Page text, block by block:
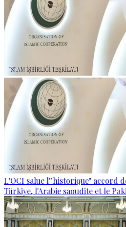
L'OCI salue l'"historique" accord
Türkiye, l'Arabie saoudite et le